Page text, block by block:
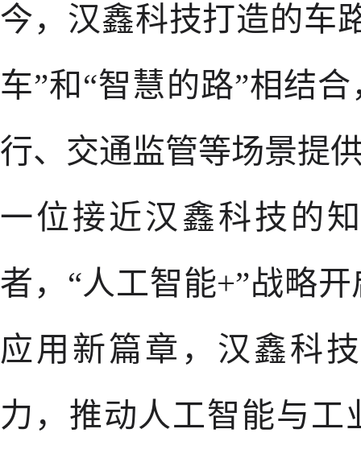
今，汉鑫科技打造的车
车”和“智慧的路”相结
行、交通监管等场景提
一位接近汉鑫科技的
者，“人工智能+”战略
应用新篇章，汉鑫科
力，推动人工智能与